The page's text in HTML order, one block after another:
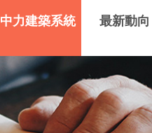
中力建築系統 最新動向